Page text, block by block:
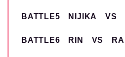
BATTLE5 NIJIKA VS
BATTLE6 RIN VS